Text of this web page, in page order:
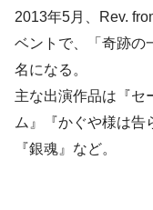
2013年5月、Rev.
ベントで、「奇跡の
名になる。
主な出演作品は『セ
ム』『かぐや様は告
『銀魂』など。